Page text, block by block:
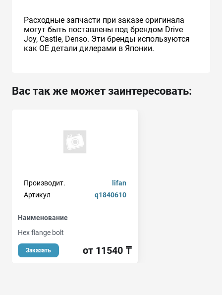
Расходные запчасти при заказе оригинала
могут быть поставлены под брендом Drive
Joy, Castle, Denso. Эти бренды используются
как ОЕ детали дилерами в Японии.
Вас так же может заинтересовать:
Производит.
lifan
Артикул
q1840610
Наименование
Hex flange bolt
Заказать от 11540 ₸